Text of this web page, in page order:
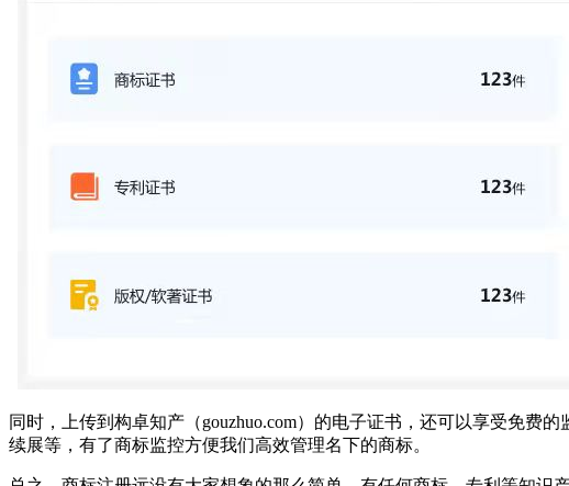
同时，上传到构卓知产（gouzhuo.com）的电子证书，还可以享受免费
续展等，有了商标监控方便我们高效管理名下的商标。